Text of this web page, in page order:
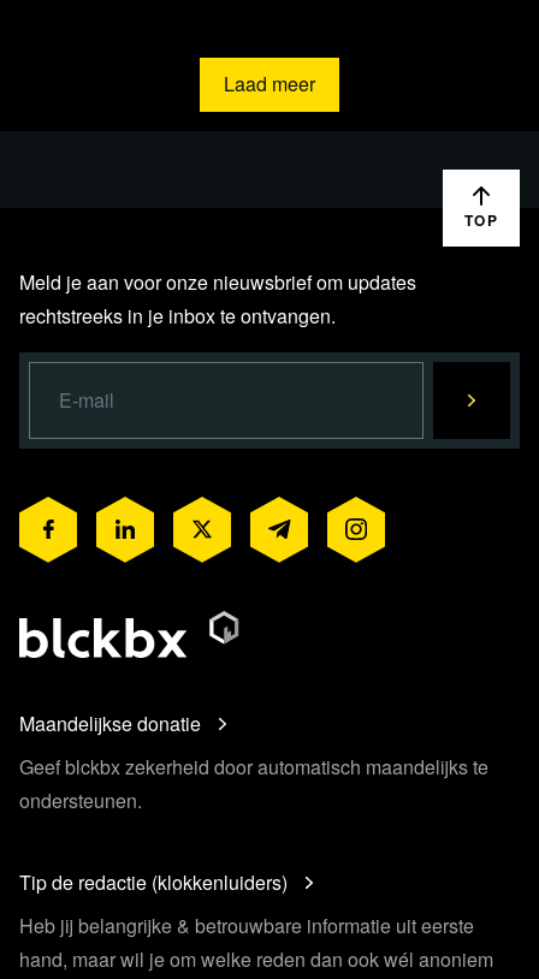
Laad meer
TOP
Meld je aan voor onze nieuwsbrief om updates
rechtstreeks in je inbox te ontvangen.
Maandelijkse donatie
Geef blckbx zekerheid door automatisch maandelijks te
ondersteunen.
Tip de redactie (klokkenluiders)
Heb jij belangrijke & betrouwbare informatie uit eerste
hand, maar wil je om welke reden dan ook wél anoniem